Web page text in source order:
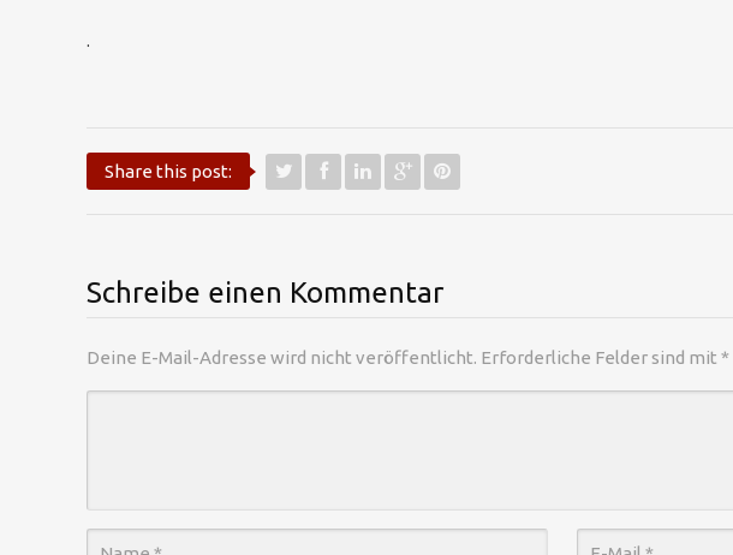
.
Share this post:
Schreibe einen Kommentar
Deine E-Mail-Adresse wird nicht veröffentlicht. Erforderliche Felder sind mit *